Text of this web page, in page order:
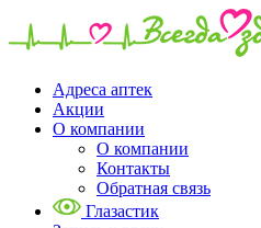
Адреса аптек
Акции
О компании
О компании
Контакты
Обратная связь
Глазастик